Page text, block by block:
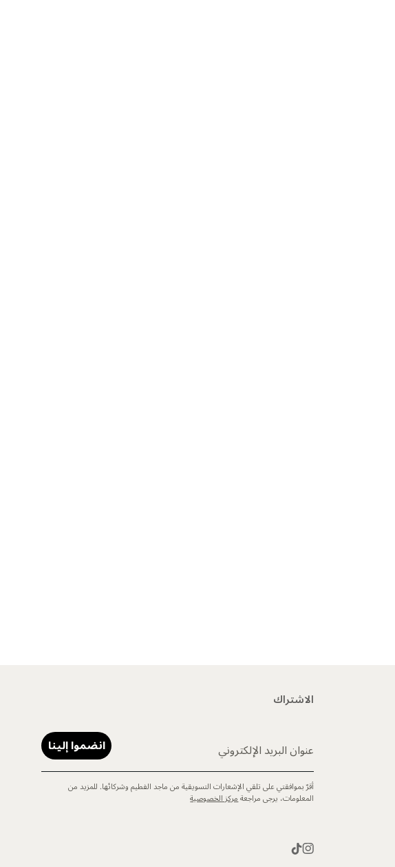
الاشتراك
عنوان البريد الإلكتروني انضموا إلينا
أقرّ بموافقتي على تلقي الإشعارات التسويقية من ماجد الفطيم وشركائها. للمزيد من
المعلومات، يرجى مراجعةمركز الخصوصية